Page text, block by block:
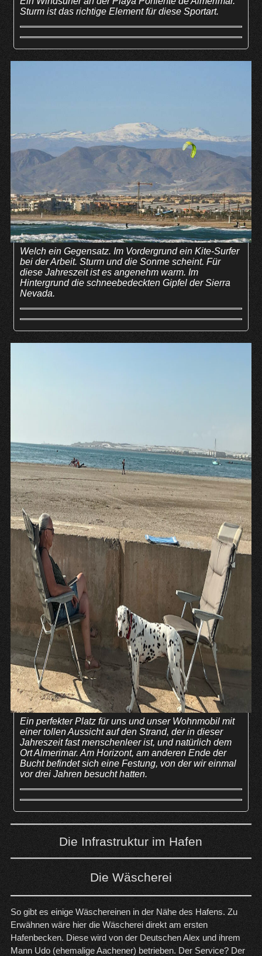
Sturm ist das richtige Element für diese Sportart.
Welch ein Gegensatz. Im Vordergrund ein Kite-Surfer
bei der Arbeit. Sturm und die Sonme scheint. Für
diese Jahreszeit ist es angenehm warm. Im
Hintergrund die schneebedeckten Gipfel der Sierra
Nevada.
Ein perfekter Platz für uns und unser Wohnmobil mit
einer tollen Aussicht auf den Strand, der in dieser
Jahreszeit fast menschenleer ist, und natürlich dem
Ort Almerimar. Am Horizont, am anderen Ende der
Bucht befindet sich eine Festung, von der wir einmal
vor drei Jahren besucht hatten.
Die Infrastruktur im Hafen
Die Wäscherei
So gibt es einige Wäschereinen in der Nähe des Hafens. Zu
Erwähnen wäre hier die Wäscherei direkt am ersten
Hafenbecken. Diese wird von der Deutschen Alex und ihrem
Mann Udo (ehemalige Aachener) betrieben. Der Service? Der